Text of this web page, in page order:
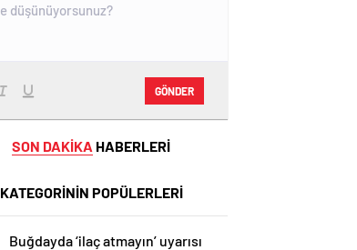
GÖNDER
SON DAKİKA HABERLERİ
KATEGORİNİN POPÜLERLERİ
Buğdayda ‘ilaç atmayın’ uyarısı